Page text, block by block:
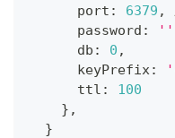
      port
: 6379 ,
      password
: ''
      db
: 0 ,
      keyPrefix
:
      ttl
:
100
} ,
}